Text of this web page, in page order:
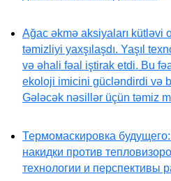
Ağac əkmə aksiyaları kütləvi
təmizliyi yaxşılaşdı. Yaşıl
və əhali fəal iştirak etdi. Bu
ekoloji imicini gücləndirdi və
Gələcək nəsillər üçün təmiz
Термомаскировка
накидки против
технологии и перспективы